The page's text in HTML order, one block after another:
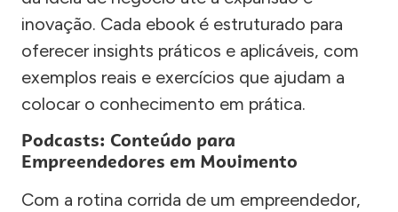
inovação. Cada ebook é estruturado para
oferecer insights práticos e aplicáveis, com
exemplos reais e exercícios que ajudam a
colocar o conhecimento em prática.
Podcasts: Conteúdo para
Empreendedores em Movimento
Com a rotina corrida de um empreendedor,